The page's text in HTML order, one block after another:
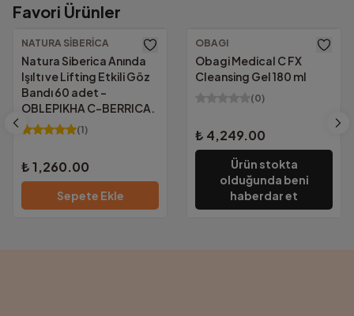
1000₺ Üzeri Ücretsiz Kargo!
KVKK Uyumu ve güvenlik sertifikalarımızla
tüm bilgileriniz güvencemiz altında.
Favori Ürünler
NATURA SIBERICA
Natura Siberica Anında
Işıltı ve Lifting Etkili Göz
Bandı 60 adet -
OBLEPIKHA C-BERRICA.
(1)
₺ 1,260.00
Sepete Ekle
OBAGI
Obagi Medical C FX
Cleansing Gel 180 ml
(0)
₺ 4,249.00
Ürün stokta
olduğunda beni
haberdar et